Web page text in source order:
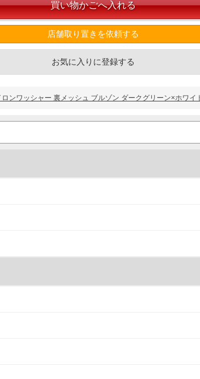
ザインが施されている等)
って、商品の色味が若干異なる場合がございます。予めご了承
により、お客様にご迷惑をお掛けしてしまう場合がございま
店舗取り置きを依頼する
お気に入りに登録する
ンワッシャー 裏メッシュ ブルゾン ダークグリーン×ホワ